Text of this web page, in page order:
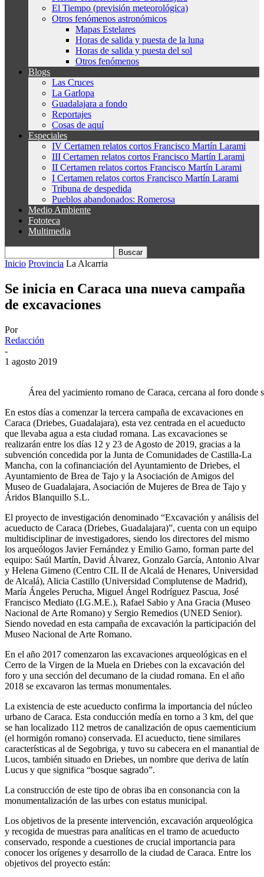
El Tiempo (previsión meteorológica)
Otros fenómenos astronómicos
Mapas Estelares
Horas de salida y puesta de la luna
Horas de salida y puesta del sol
Otros fenómenos
Blogs
Las Cruces
La Garlopa
Guadalajara a fondo
Reportajes
Cosas de aquí
Especiales
IV Certamen relatos cortos Francisco Martín Larami
III Certamen relatos cortos Francisco Martín Larami
II Certamen relatos cortos Francisco Martín Larami
I Certamen relatos cortos Francisco Martín Larami
Tribuna de despedida
Pueblos abandonados: Romerosa
Medio Ambiente
Fototeca
Multimedia
Inicio Provincia La Alcarria
Se inicia en Caraca una nueva campaña
de excavaciones
Por
Redacción
-
1 agosto 2019
Área del yacimiento romano de Caraca, cercana al foro donde
En estos días a comenzar la tercera campaña de excavaciones en
Caraca (Driebes, Guadalajara), esta vez centrada en el acueducto
que llevaba agua a esta ciudad romana. Las excavaciones se
realizarán entre los días 12 y 23 de Agosto de 2019, gracias a la
subvención concedida por la Junta de Comunidades de Castilla-La
Mancha, con la cofinanciación del Ayuntamiento de Driebes, el
Ayuntamiento de Brea de Tajo y la Asociación de Amigos del
Museo de Guadalajara, Asociación de Mujeres de Brea de Tajo y
Áridos Blanquillo S.L.
El proyecto de investigación denominado “Excavación y análisis del
acueducto de Caraca (Driebes, Guadalajara)”, cuenta con un equipo
multidisciplinar de investigadores, siendo los directores del mismo
los arqueólogos Javier Fernández y Emilio Gamo, forman parte del
equipo: Saúl Martín, David Álvarez, Gonzalo García, Antonio Alvar
y Helena Gimeno (Centro CIL II de Alcalá de Henares, Universidad
de Alcalá), Alicia Castillo (Universidad Complutense de Madrid),
María Ángeles Perucha, Miguel Ángel Rodríguez Pascua, José
Francisco Mediato (I.G.M.E.), Rafael Sabio y Ana Gracia (Museo
Nacional de Arte Romano) y Sergio Remedios (UNED Senior).
Siendo novedad en esta campaña de excavación la participación del
Museo Nacional de Arte Romano.
En el año 2017 comenzaron las excavaciones arqueológicas en el
Cerro de la Virgen de la Muela en Driebes con la excavación del
foro y una sección del decumano de la ciudad romana. En el año
2018 se excavaron las termas monumentales.
La existencia de este acueducto confirma la importancia del núcleo
urbano de Caraca. Esta conducción medía en torno a 3 km, del que
se han localizado 112 metros de canalización de opus caementicium
(el hormigón romano) conservada. El acueducto, tiene similares
características al de Segobriga, y tuvo su cabecera en el manantial de
Lucos, también situado en Driebes, un nombre que deriva de latín
Lucus y que significa “bosque sagrado”.
La construcción de este tipo de obras iba en consonancia con la
monumentalización de las urbes con estatus municipal.
Los objetivos de la presente intervención, excavación arqueológica
y recogida de muestras para analíticas en el tramo de acueducto
conservado, responde a cuestiones de crucial importancia para
conocer los orígenes y desarrollo de la ciudad de Caraca. Entre los
objetivos del proyecto están: